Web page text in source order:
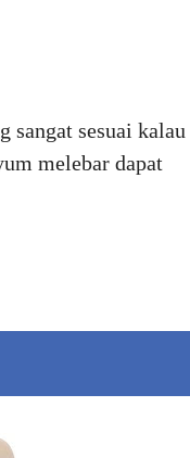
sangat sesuai kalau
melebar dapat